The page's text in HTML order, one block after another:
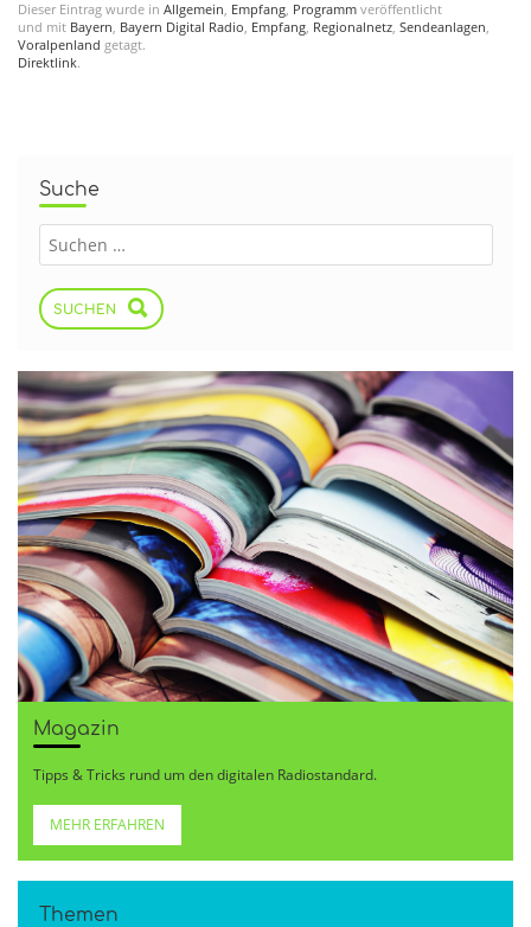
Dieser Eintrag wurde in Allgemein, Empfang, Programm veröffentlicht
und mit Bayern, Bayern Digital Radio, Empfang, Regionalnetz, Sendeanlagen,
Voralpenland getagt.
Direktlink.
Suche
SUCHEN
Magazin
Tipps & Tricks rund um den digitalen Radiostandard.
MEHR ERFAHREN
Themen